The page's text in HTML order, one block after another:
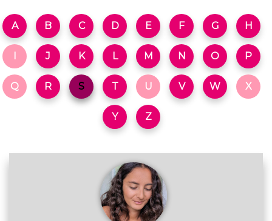
A B C D E F G H
I J K L M N O P
Q R S T U V W X
Y Z